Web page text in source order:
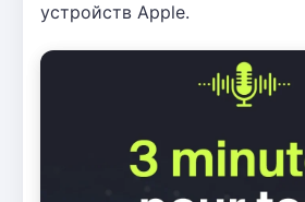
устройств Apple.